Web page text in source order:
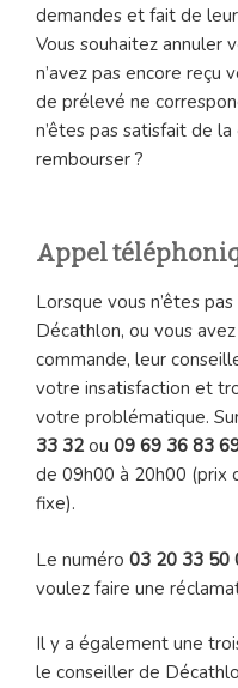
demandes et fait de
Vous souhaitez annuler
n’avez pas encore reçu
de prélevé ne
n’êtes pas satisfait de
rembourser ?
Appel
Lorsque vous n’êtes
Décathlon, ou vous
commande, leur
votre insatisfaction et
votre problématique.
33 32 ou 09 69 36 83
de 09h00 à 20h00 (prix
fixe).
Le numéro 03 20 33 50
voulez faire une
Il y a également une
le conseiller de